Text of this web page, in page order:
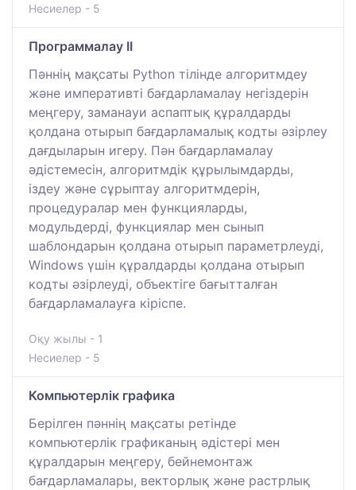
Несиелер - 5
Программалау II
Пәннің мақсаты Python тілінде алгоритмдеу
және императивті бағдарламалау негіздерін
меңгеру, заманауи аспаптық құралдарды
қолдана отырып бағдарламалық кодты әзірлеу
дағдыларын игеру. Пән бағдарламалау
әдістемесін, алгоритмдік құрылымдарды,
іздеу және сұрыптау алгоритмдерін,
процедуралар мен функцияларды,
модульдерді, функциялар мен сынып
шаблондарын қолдана отырып параметрлеуді,
Windows үшін құралдарды қолдана отырып
кодты әзірлеуді, объектіге бағытталған
бағдарламалауға кіріспе.
Оқу жылы - 1
Несиелер - 5
Компьютерлік графика
Берілген пәннің мақсаты ретінде
компьютерлік графиканың әдістері мен
құралдарын меңгеру, бейнемонтаж
бағдарламалары, векторлық және растрлық